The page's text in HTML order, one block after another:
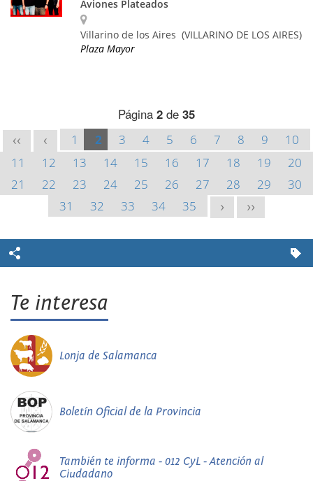
Aviones Plateados
Villarino de los Aires (VILLARINO DE LOS AIRES)
Plaza Mayor
Página 2 de 35
<< < 1 2 3 4 5 6 7 8 9
10
11
12 13 14 15 16 17 18 19
20
21
22 23 24 25 26 27 28 29
30
31
32 33 34 35 > >>
Te interesa
Lonja de Salamanca
Boletín Oficial de la Provincia
También te informa - 012 CyL - Atención al
Ciudadano